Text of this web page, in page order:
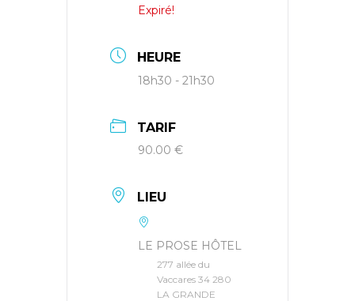
Expiré!
HEURE
18h30 - 21h30
TARIF
90.00 €
LIEU
LE PROSE HÔTEL
277 allée du
Vaccares 34 280
LA GRANDE